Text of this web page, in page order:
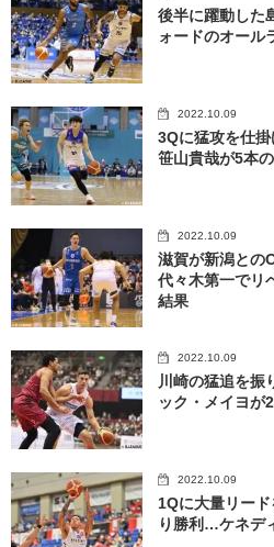
後半に躍動した
ォードのオール
2022.10.09
3Qに猛攻を仕
笹山貴哉が5本
2022.10.09
滋賀が新潟との
代々木第一でリ
結果
2022.10.09
川崎の猛追を振
ック・メイヨが
2022.10.09
1Qに大量リー
り勝利…ケネデ